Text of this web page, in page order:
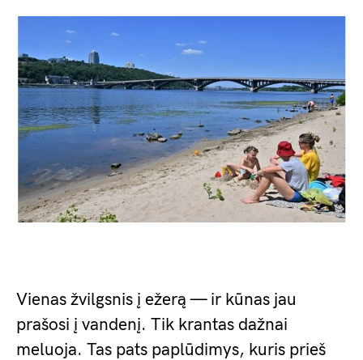
Vienas žvilgsnis į ežerą — ir kūnas jau
prašosi į vandenį. Tik krantas dažnai
meluoja. Tas pats paplūdimys, kuris prieš